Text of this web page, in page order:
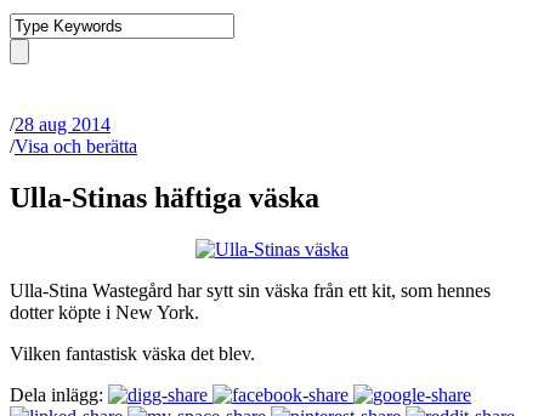
/28 aug 2014
/Visa och berätta
Ulla-Stinas häftiga väska
Ulla-Stina Wastegård har sytt sin väska från ett kit, som hennes
dotter köpte i New York.
Vilken fantastisk väska det blev.
Dela inlägg: